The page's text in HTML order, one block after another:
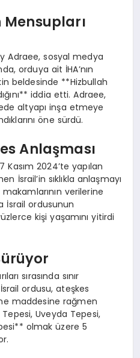
Adraee, sosyal medya
orduya ait İHA’nın
beldesinde **Hizbullah
iddia etti. Adraee,
altyapı inşa etmeye
öne sürdü.
Anlaşması
Kasım 2024’te yapılan
İsrail’in sıklıkla anlaşmayı
verilerine
İsrail ordusunun
kişi yaşamını yitirdi
sırasında sınır
ordusu, ateşkes
maddesine rağmen
Uveyda Tepesi,
olmak üzere 5